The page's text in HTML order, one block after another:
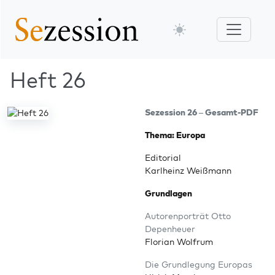
Heft 26
Sezes­si­on 26 – Gesamt-PDF
The­ma: Europa
Edi­to­ri­al
Karl­heinz Weißmann
Grund­la­gen
Autoren­por­trät Otto
Depenheuer
Flo­ri­an Wolfrum
Die Grund­le­gung Europas